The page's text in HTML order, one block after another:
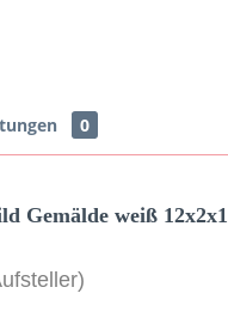
0
Gemälde weiß